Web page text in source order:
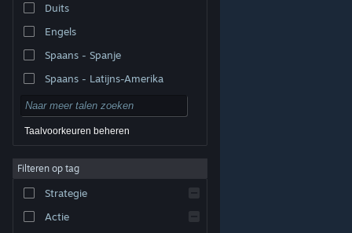
© Valve Corporation. Alle rechten voorbehouden. Alle
handelsmerken zijn eigendom van hun respectieve
Privacybeleid|Juridische informatie
Toegankelijkheid
|
Terugbetalingen
Duits
Engels
Spaans - Spanje
Spaans - Latijns-Amerika
Taalvoorkeuren beheren
Filteren op tag
Strategie
Actie